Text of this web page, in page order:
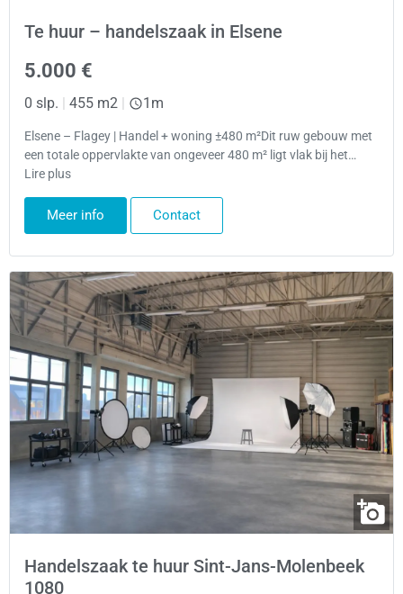
Te huur – handelszaak in Elsene
5.000 €
0 slp. | 455 m2 | 1m
Elsene – Flagey | Handel + woning ±480 m²Dit ruw gebouw met
een totale oppervlakte van ongeveer 480 m² ligt vlak bij het…
Lire plus
Meer info Contact
Handelszaak te huur Sint-Jans-Molenbeek
1080